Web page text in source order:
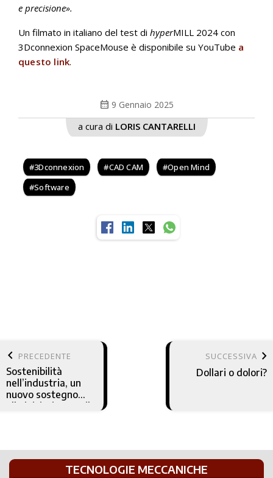
e precisione».
Un filmato in italiano del test di hyperMILL 2024 con
3Dconnexion SpaceMouse è disponibile su YouTube a
questo link.
calendar_month 9 Gennaio 2025
a cura di LORIS CANTARELLI
3Dconnexion CAD CAM
Open Mind
Software
keyboard_arrow_left PRECEDENTE
Sostenibilità
nell’industria, un
nuovo sostegno
alle iniziative per il
SUCCESSIVA keyboard_arrow_right
Dollari o dolori?
TECNOLOGIE MECCANICHE